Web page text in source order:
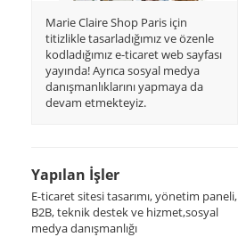
Destek
E-Katalog
Briefing Formu
Marie Claire Shop Paris için
titizlikle tasarladığımız ve özenle
kodladığımız e-ticaret web sayfası
yayında! Ayrıca sosyal medya
danışmanlıklarını yapmaya da
devam etmekteyiz.
Yapılan İşler
E-ticaret sitesi tasarımı, yönetim paneli,
B2B, teknik destek ve hizmet,sosyal
medya danışmanlığı